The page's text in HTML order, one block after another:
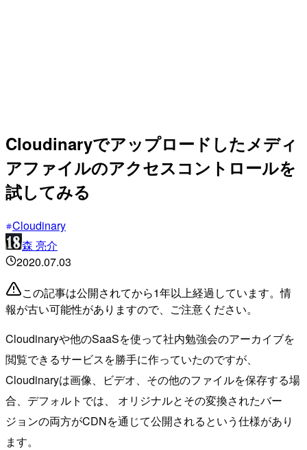
Cloudinaryでアップロードしたメディ
アファイルのアクセスコントロールを
試してみる
Cloudinary
森 亮介
2020.07.03
この記事は公開されてから1年以上経過しています。情
報が古い可能性がありますので、ご注意ください。
Cloudinaryや他のSaaSを使って社内勉強会のアーカイブを
閲覧できるサービスを勝手に作っていたのですが、
Cloudinaryは画像、ビデオ、その他のファイルを保存する場
合、デフォルトでは、 オリジナルとその変換されたバー
ジョンの両方がCDNを通じて公開されるという仕様があり
ます。